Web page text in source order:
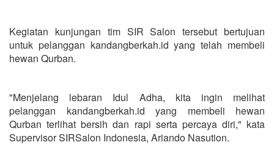
Kegiatan kunjungan tim SIR Salon tersebut bertujuan
untuk pelanggan kandangberkah.id yang telah membeli
hewan Qurban.
"Menjelang lebaran Idul Adha, kita ingin melihat
pelanggan kandangberkah.id yang membeli hewan
Qurban terlihat bersih dan rapi serta percaya diri," kata
Supervisor SIRSalon Indonesia, Ariando Nasution.